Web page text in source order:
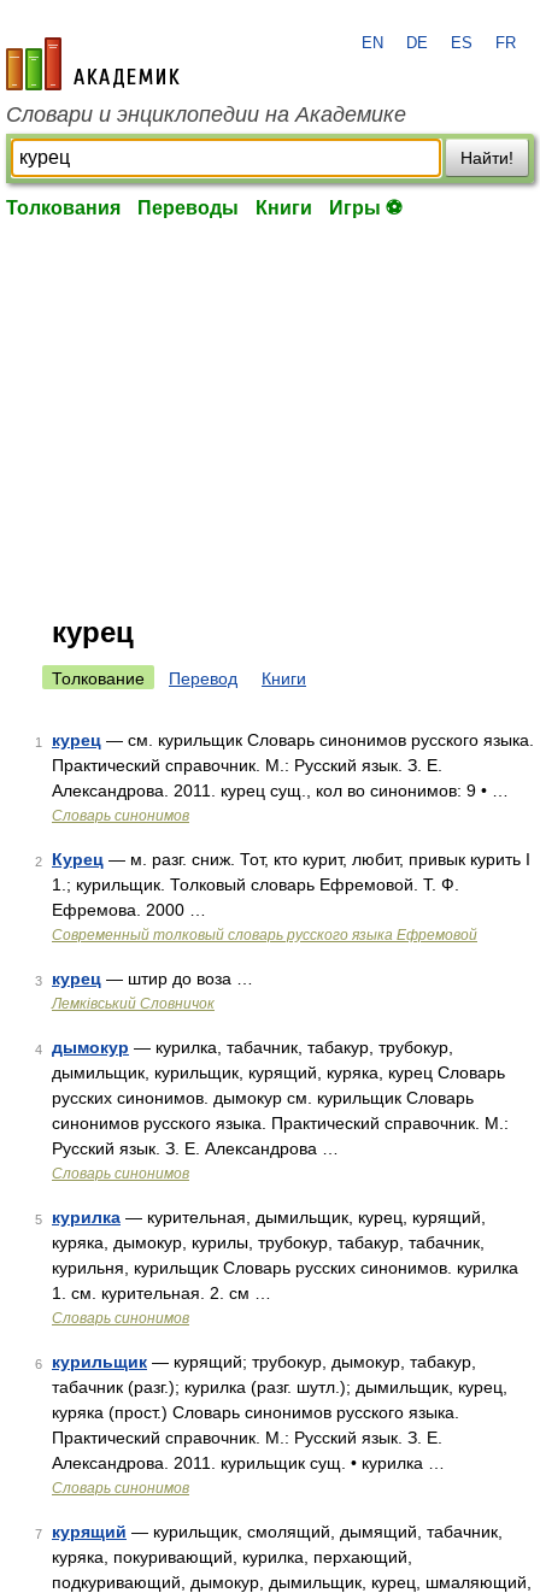
academic.ru
EN DE ES FR
Словари и энциклопедии на Академике
Найти!
Толкования Переводы Книги Игры ⚽
курец
Толкование Перевод Книги
1 курец — см. курильщик Словарь синонимов русского языка.
Практический справочник. М.: Русский язык. З. Е.
Александрова. 2011. курец сущ., кол во синонимов: 9 • …
Словарь синонимов
2 Курец — м. разг. сниж. Тот, кто курит, любит, привык курить I
1.; курильщик. Толковый словарь Ефремовой. Т. Ф.
Ефремова. 2000 …
Современный толковый словарь русского языка Ефремовой
3 курец — штир до воза …
Лемківський Словничок
4 дымокур — курилка, табачник, табакур, трубокур,
дымильщик, курильщик, курящий, куряка, курец Словарь
русских синонимов. дымокур см. курильщик Словарь
синонимов русского языка. Практический справочник. М.:
Русский язык. З. Е. Александрова …
Словарь синонимов
5 курилка — курительная, дымильщик, курец, курящий,
куряка, дымокур, курилы, трубокур, табакур, табачник,
курильня, курильщик Словарь русских синонимов. курилка
1. см. курительная. 2. см …
Словарь синонимов
6 курильщик — курящий; трубокур, дымокур, табакур,
табачник (разг.); курилка (разг. шутл.); дымильщик, курец,
куряка (прост.) Словарь синонимов русского языка.
Практический справочник. М.: Русский язык. З. Е.
Александрова. 2011. курильщик сущ. • курилка …
Словарь синонимов
7 курящий — курильщик, смолящий, дымящий, табачник,
куряка, покуривающий, курилка, перхающий,
подкуривающий, дымокур, дымильщик, курец, шмаляющий,